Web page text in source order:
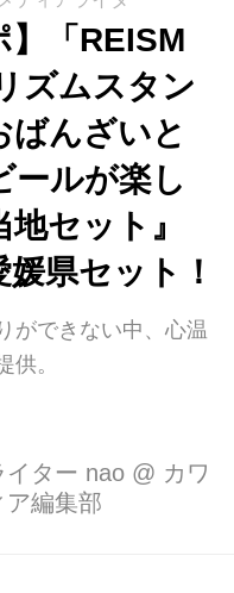
】「REISM
ズムスタン
ばんざいと
ールが楽し
セット』
県セット！
ができない中、心温
供。
イター nao @ カワ
ア編集部